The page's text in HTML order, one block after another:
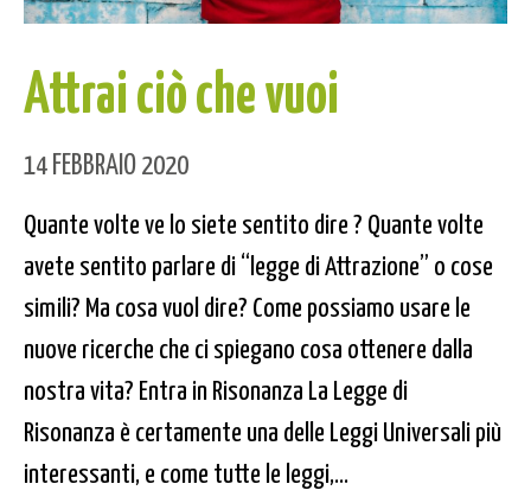
Attrai ciò che vuoi
14 FEBBRAIO 2020
Quante volte ve lo siete sentito dire ? Quante volte
avete sentito parlare di “legge di Attrazione” o cose
simili? Ma cosa vuol dire? Come possiamo usare le
nuove ricerche che ci spiegano cosa ottenere dalla
nostra vita? Entra in Risonanza La Legge di
Risonanza è certamente una delle Leggi Universali più
interessanti, e come tutte le leggi,...